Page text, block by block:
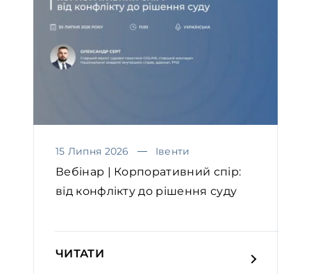
15 Липня 2026 Івенти
Вебінар | Корпоративний спір:
від конфлікту до рішення суду
ЧИТАТИ